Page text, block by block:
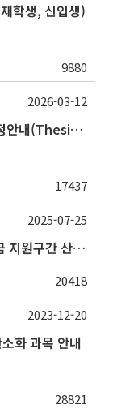
학생, 신입생)
9880
2026학년도 1학기 석 · 박사 논문심사 일정안내(Thesis Defense Schedules)
17437
2026-03-12
[장학금 신청자 필독] 한국장학재단 학자금 지원구간 산정 권고
20418
2025-07-25
화 과목 안내
28821
2023-12-20